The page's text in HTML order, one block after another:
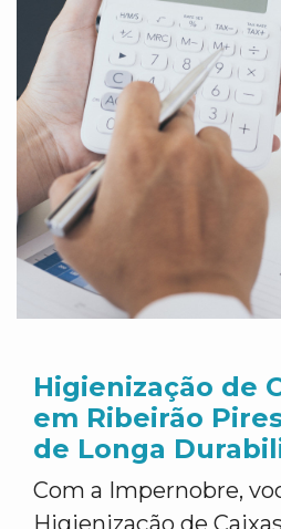
Higienização de
em Ribeirão
de Longa
Com a Impernobre,
Higienização de